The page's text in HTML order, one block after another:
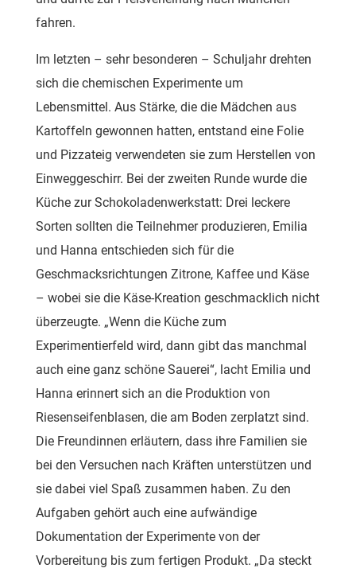
fahren.
Im letzten – sehr besonderen – Schuljahr drehten
sich die chemischen Experimente um
Lebensmittel. Aus Stärke, die die Mädchen aus
Kartoffeln gewonnen hatten, entstand eine Folie
und Pizzateig verwendeten sie zum Herstellen von
Einweggeschirr. Bei der zweiten Runde wurde die
Küche zur Schokoladenwerkstatt: Drei leckere
Sorten sollten die Teilnehmer produzieren, Emilia
und Hanna entschieden sich für die
Geschmacksrichtungen Zitrone, Kaffee und Käse
– wobei sie die Käse-Kreation geschmacklich nicht
überzeugte. „Wenn die Küche zum
Experimentierfeld wird, dann gibt das manchmal
auch eine ganz schöne Sauerei“, lacht Emilia und
Hanna erinnert sich an die Produktion von
Riesenseifenblasen, die am Boden zerplatzt sind.
Die Freundinnen erläutern, dass ihre Familien sie
bei den Versuchen nach Kräften unterstützen und
sie dabei viel Spaß zusammen haben. Zu den
Aufgaben gehört auch eine aufwändige
Dokumentation der Experimente von der
Vorbereitung bis zum fertigen Produkt. „Da steckt